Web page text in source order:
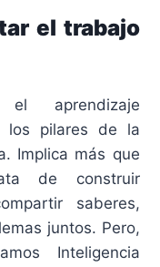
el trabajo
aprendizaje
los pilares de la
Implica más que
de construir
saberes,
juntos. Pero,
Inteligencia